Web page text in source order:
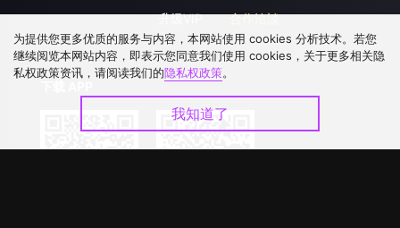
升级VIP
合作洽談
为提供您更多优质的服务与内容，本网站使用 cookies 分析技术。若您
继续阅览本网站内容，即表示您同意我们使用 cookies，关于更多相关隐
私权政策资讯，请阅读我们的隐私权政策。
我知道了